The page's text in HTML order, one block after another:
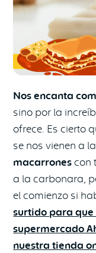
Nos encanta
sino por la
ofrece. Es cierto
se nos vienen a
macarronescon
a la carbonara,
el comienzo si
surtido para
supermercado
nuestra tienda